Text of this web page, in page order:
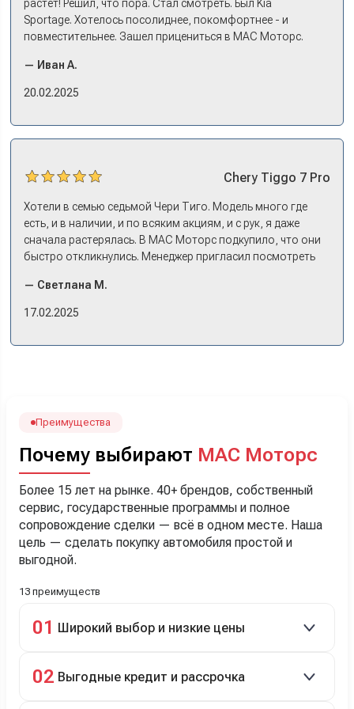
растет! Решил, что пора. Стал смотреть. Был Kia
Sportage. Хотелось посолиднее, покомфортнее - и
повместительнее. Зашел прицениться в МАС Моторс.
и прям мое! Даже не скажешь, что «китаец». Прям не
вылезая из него и порешали. Спортэйдж в трейд-ин
— Иван А.
20.02.2025
Chery Tiggo 7 Pro
Хотели в семью седьмой Чери Тиго. Модель много где
есть, и в наличии, и по всяким акциям, и с рук, я даже
сначала растерялась. В МАС Моторс подкупило, что они
быстро откликнулись. Менеджер пригласил посмотреть
примериться. Нам тут недалеко, пришли в салон - и в тот
же день купили машину! Неожиданно, но довольны! Все
менеджеру Сергею, профессионал своего дела!
— Светлана М.
17.02.2025
Преимущества
Почему выбирают МАС Моторс
Более 15 лет на рынке. 40+ брендов, собственный
сервис, государственные программы и полное
сопровождение сделки — всё в одном месте. Наша
цель — сделать покупку автомобиля простой и
выгодной.
13 преимуществ
01 Широкий выбор и низкие цены
подержанные авто.
02 Выгодные кредит и рассрочка